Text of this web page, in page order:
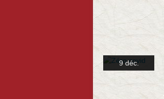
9 déc.